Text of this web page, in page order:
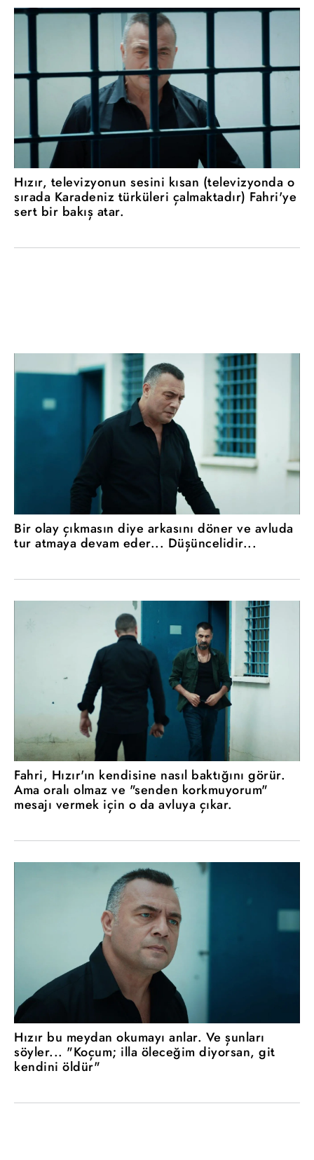
Hızır, televizyonun sesini kısan (televizyonda o
sırada Karadeniz türküleri çalmaktadır) Fahri'ye
sert bir bakış atar.
Bir olay çıkmasın diye arkasını döner ve avluda
tur atmaya devam eder... Düşüncelidir...
Fahri, Hızır'ın kendisine nasıl baktığını görür.
Ama oralı olmaz ve "senden korkmuyorum"
mesajı vermek için o da avluya çıkar.
Hızır bu meydan okumayı anlar. Ve şunları
söyler... "Koçum; illa öleceğim diyorsan, git
kendini öldür"